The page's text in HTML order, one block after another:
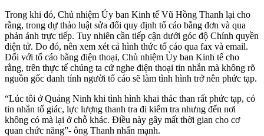
Trong khi đó, Chủ nhiệm Ủy ban Kinh tế Vũ Hồng Thanh lại cho
rằng, trong dự thảo luật sửa đổi quy định tố cáo bằng đơn và qua
phản ánh trực tiếp. Tuy nhiên cần tiếp cận dưới góc độ Chính quyền
điện tử. Do đó, nên xem xét cả hình thức tố cáo qua fax và email.
Đối với tố cáo bằng điện thoại, Chủ nhiệm Ủy ban Kinh tế cho
rằng, trên thực tế chúng ta cứ nghe điện thoại tin nhắn mà không rõ
nguồn gốc danh tính người tố cáo sẽ làm tình hình trở nên phức tạp.
“Lúc tôi ở Quảng Ninh khi tình hình khai thác than rất phức tạp, có
tin nhắn tố giác, lực lượng thanh tra đi kiểm tra nhưng đến nơi
không có mà lại ở chỗ khác. Điều này gây mất thời gian cho cơ
quan chức năng”- ông Thanh nhấn mạnh.